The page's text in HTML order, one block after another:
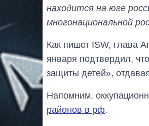
находится на юге
многонациональной
Как пишет ISW, глава
января подтвердил,
защиты детей»,
Напомним,
районов в рф.